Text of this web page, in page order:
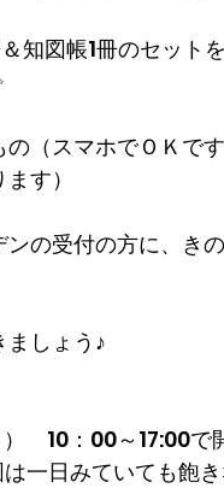
知図帳1冊のセット
（スマホでＯＫで
す）
の受付の方に、き
しょう♪
　10：00～17:00
一日みていても飽